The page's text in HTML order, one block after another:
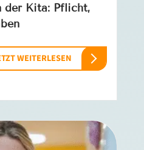
der Kita: Pflicht,
WEITERLESEN